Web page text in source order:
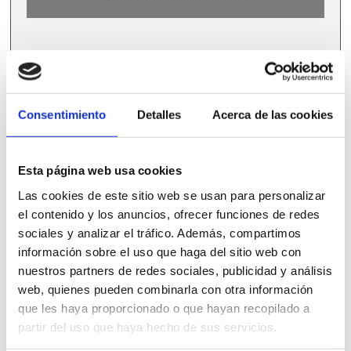
Consentimiento Detalles Acerca de las cookies
Esta página web usa cookies
Las cookies de este sitio web se usan para personalizar
el contenido y los anuncios, ofrecer funciones de redes
sociales y analizar el tráfico. Además, compartimos
información sobre el uso que haga del sitio web con
nuestros partners de redes sociales, publicidad y análisis
web, quienes pueden combinarla con otra información
que les haya proporcionado o que hayan recopilado a
partir del uso que haya hecho de sus servicios.
PRODUCTOS
RELACIONADOS